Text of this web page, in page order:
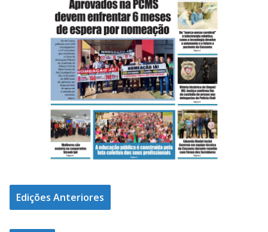
Edições Anteriores